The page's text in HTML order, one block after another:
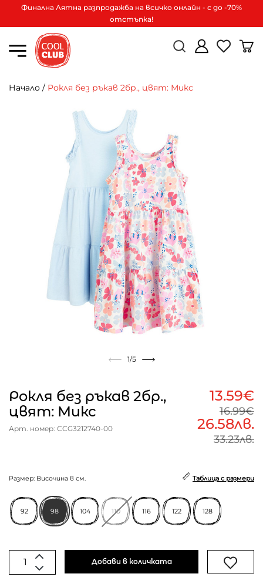
Финална Лятна разпродажба на всичко онлайн - с до -70%
отстъпка!
Начало / Рокля без ръкав 2бр., цвят: Микс
1/5
Рокля без ръкав 2бр.,
цвят: Микс
Арт. номер: CCG3212740-00
13.59€
16.99€
26.58лв.
33.23лв.
Размер: Височина в см. Таблица с размери
92 98 104 110 116 122 128
Добави в количката